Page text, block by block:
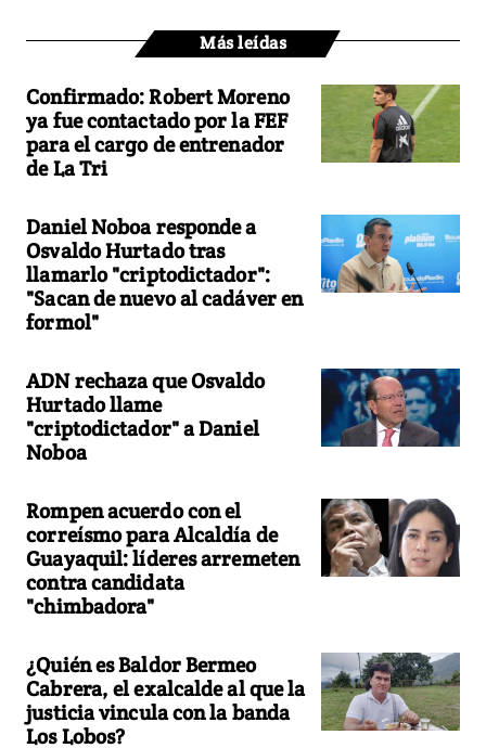
Más leídas
Confirmado: Robert Moreno
ya fue contactado por la FEF
para el cargo de entrenador
de La Tri
Daniel Noboa responde a
Osvaldo Hurtado tras
llamarlo "criptodictador":
"Sacan de nuevo al cadáver en
formol"
ADN rechaza que Osvaldo
Hurtado llame
"criptodictador" a Daniel
Noboa
Rompen acuerdo con el
correísmo para Alcaldía de
Guayaquil: líderes arremeten
contra candidata
"chimbadora"
¿Quién es Baldor Bermeo
Cabrera, el exalcalde al que la
justicia vincula con la banda
Los Lobos?